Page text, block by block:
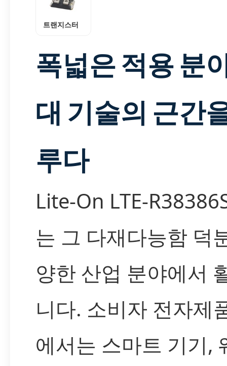
트랜지스터
폭넓은 적용 분
대 기술의 근간
루다
Lite-On LTE-
는 그 다재다능함 덕
양한 산업 분야에서
니다. 소비자 전자제
에서는 스마트 기기,